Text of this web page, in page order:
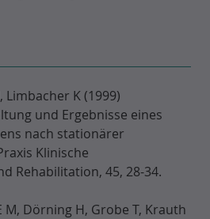
K (1999)
und Ergebnisse eines
nach stationärer
Klinische
Rehabilitation, 45, 28-34.
M, Dörning H, Grobe T, Krauth